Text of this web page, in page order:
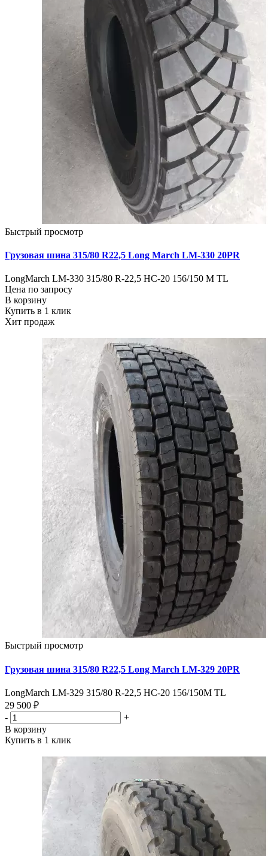
Быстрый просмотр
Грузовая шина 315/80 R22,5 Long March LM-330 20PR
LongMarch LM-330 315/80 R-22,5 HC-20 156/150 M TL
Цена по запросу
В корзину
Купить в 1 клик
Хит продаж
Быстрый просмотр
Грузовая шина 315/80 R22,5 Long March LM-329 20PR
LongMarch LM-329 315/80 R-22,5 HC-20 156/150M TL
29 500 ₽
-
+
В корзину
Купить в 1 клик